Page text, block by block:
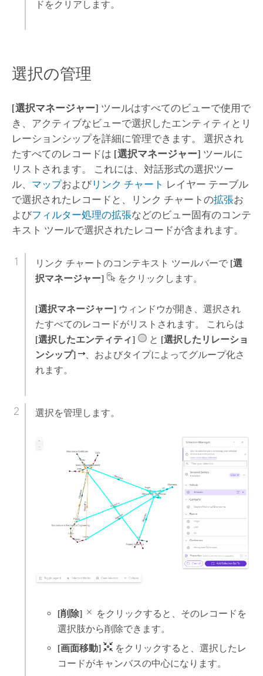
ドをクリアします。
選択の管理
[選択マネージャー] ツールはすべてのビューで使用で
き、アクティブなビューで選択したエンティティとリ
レーションシップを詳細に管理できます。 選択され
たすべてのレコードは [選択マネージャー] ツールに
リストされます。 これには、対話形式の選択ツー
ル、 マップおよびリンク チャート レイヤー テーブル
で選択されたレコードと、リンク チャートの拡張お
よびフィルター処理の拡張などのビュー固有のコンテ
キスト ツールで選択されたレコードが含まれます。
リンク チャートのコンテキスト ツールバーで [選
択マネージャー]
をクリックします。
[選択マネージャー]ウィンドウが開き、選択され
たすべてのレコードがリストされます。 これらは
[選択したエンティティ]
と [選択したリレーショ
ンシップ]
、およびタイプによってグループ化さ
れます。
選択を管理します。
[削除]
をクリックすると、そのレコードを
選択肢から削除できます。
[画面移動]
をクリックすると、選択したレ
コードがキャンバスの中心になります。